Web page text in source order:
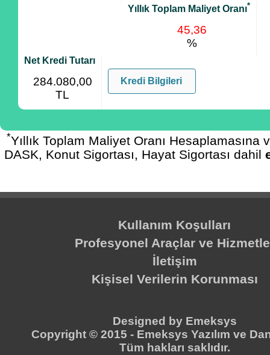
Yıllık Toplam Maliyet Oranı*
45,36
%
Net Kredi Tutarı
284.080,00
TL
Kredi Bilgileri
*Yıllık Toplam Maliyet Oranı Hesaplamasına
DASK, Konut Sigortası, Hayat Sigortası dahil
Kullanım Koşulları
Profesyonel Araçlar ve
İletişim
Kişisel Verilerin Korunması
Designed by Emeksys
Copyright © 2015 - Emeksys Yazılım ve
Tüm hakları saklıdır.